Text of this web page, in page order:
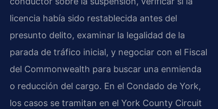
licencia había sido restablecida antes del
presunto delito, examinar la legalidad de la
parada de tráfico inicial, y negociar con el Fiscal
del Commonwealth para buscar una enmienda
o reducción del cargo. En el Condado de York,
los casos se tramitan en el York County Circuit